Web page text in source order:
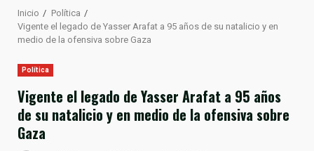
Inicio
Política
Vigente el legado de Yasser Arafat a 95 años de su natalicio y en
medio de la ofensiva sobre Gaza
Política
Vigente el legado de Yasser Arafat a 95 años
de su natalicio y en medio de la ofensiva sobre
Gaza